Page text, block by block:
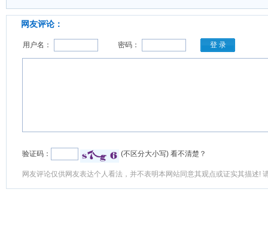
网友评论：
用户名： 密码：
验证码： (不区分大小写) 看不清楚？
网友评论仅供网友表达个人看法，并不表明本网站同意其观点或证实其描述!